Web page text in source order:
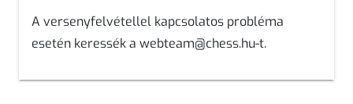
A versenyfelvétellel kapcsolatos probléma
esetén keressék a webteam@chess.hu-t.